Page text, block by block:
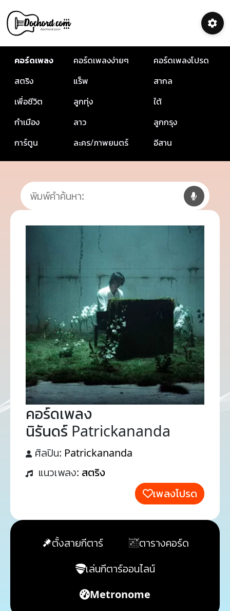
คอร์ดเพลง คอร์ดเพลงง่ายๆ
คอร์ดเพลงโปรด
สตริง
แร็พ
สากล
เพื่อชีวิต
ลูกทุ่ง
ใต้
กำเมือง
ลาว
ลูกกรุง
การ์ตูน
ละคร/ภาพยนตร์ อีสาน
คอร์ดเพลง
นิรันดร์ Patrickananda
ศิลปิน: Patrickananda
แนวเพลง: สตริง
เพลงโปรด
ตั้งสายกีตาร์
ตารางคอร์ด
เล่นกีตาร์ออนไลน์
Metronome